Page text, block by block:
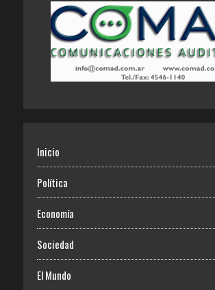
Inicio
Política
Economía
Sociedad
El Mundo